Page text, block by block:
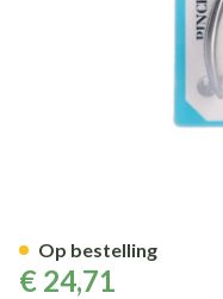
€ 24,71
Op bestelling